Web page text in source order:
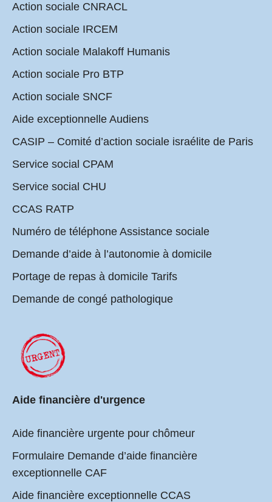
Action sociale CNRACL
Action sociale IRCEM
Action sociale Malakoff Humanis
Action sociale Pro BTP
Action sociale SNCF
Aide exceptionnelle Audiens
CASIP – Comité d’action sociale israélite de Paris
Service social CPAM
Service social CHU
CCAS RATP
Numéro de téléphone Assistance sociale
Demande d’aide à l’autonomie à domicile
Portage de repas à domicile Tarifs
Demande de congé pathologique
Aide financière d'urgence
Aide financière urgente pour chômeur
Formulaire Demande d’aide financière
exceptionnelle CAF
Aide financière exceptionnelle CCAS